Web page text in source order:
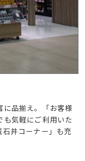
に品揃え。「お客様
気軽にご利用いた
井コーナー」も充